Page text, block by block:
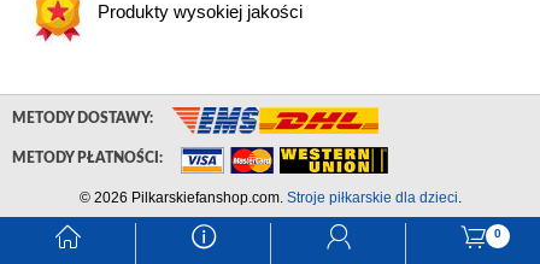
Produkty wysokiej jakości
󰃱 󰈢 󰃳 0
󰃦
METODY DOSTAWY:
METODY PŁATNOŚCI:
© 2026 Pilkarskiefanshop.com. Stroje piłkarskie dla dzieci.